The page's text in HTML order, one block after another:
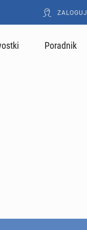
ZALOGUJ
Poradnik